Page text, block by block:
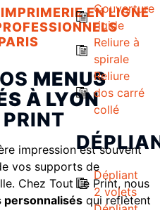
Couverture
rigide
Reliure à
spirale
Reliure
dos carré
collé
Dépliant
2 volets
EN LIGNE
MENUS
À LYON
impression est souvent
vos supports de
Chez Tout Le Print, nous
personnalisés qui reflètent